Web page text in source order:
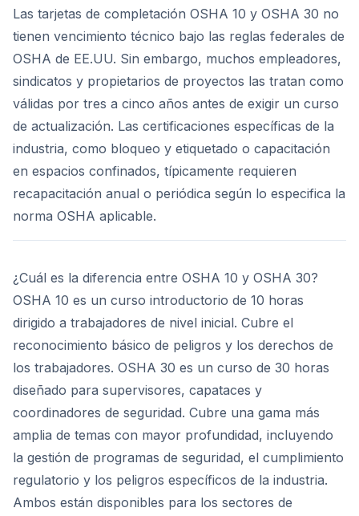
Las tarjetas de completación OSHA 10 y OSHA 30 no
tienen vencimiento técnico bajo las reglas federales de
OSHA de EE.UU. Sin embargo, muchos empleadores,
sindicatos y propietarios de proyectos las tratan como
válidas por tres a cinco años antes de exigir un curso
de actualización. Las certificaciones específicas de la
industria, como bloqueo y etiquetado o capacitación
en espacios confinados, típicamente requieren
recapacitación anual o periódica según lo especifica la
norma OSHA aplicable.
¿Cuál es la diferencia entre OSHA 10 y OSHA 30?
OSHA 10 es un curso introductorio de 10 horas
dirigido a trabajadores de nivel inicial. Cubre el
reconocimiento básico de peligros y los derechos de
los trabajadores. OSHA 30 es un curso de 30 horas
diseñado para supervisores, capataces y
coordinadores de seguridad. Cubre una gama más
amplia de temas con mayor profundidad, incluyendo
la gestión de programas de seguridad, el cumplimiento
regulatorio y los peligros específicos de la industria.
Ambos están disponibles para los sectores de